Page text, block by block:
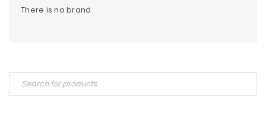
There is no brand